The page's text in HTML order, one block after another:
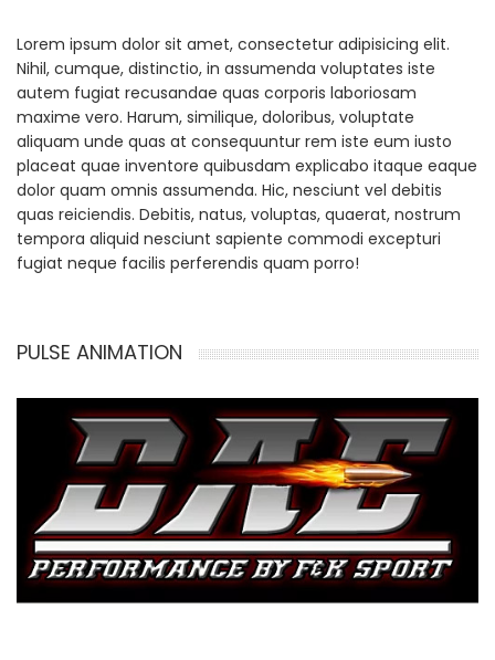
Lorem ipsum dolor sit amet, consectetur adipisicing elit.
Nihil, cumque, distinctio, in assumenda voluptates iste
autem fugiat recusandae quas corporis laboriosam
maxime vero. Harum, similique, doloribus, voluptate
aliquam unde quas at consequuntur rem iste eum iusto
placeat quae inventore quibusdam explicabo itaque eaque
dolor quam omnis assumenda. Hic, nesciunt vel debitis
quas reiciendis. Debitis, natus, voluptas, quaerat, nostrum
tempora aliquid nesciunt sapiente commodi excepturi
fugiat neque facilis perferendis quam porro!
PULSE ANIMATION